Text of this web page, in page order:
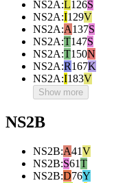
NS2A:L126S
NS2A:I129V
NS2A:A137S
NS2A:T147S
NS2A:T150N
NS2A:R167K
NS2A:I183V
Show more
NS2B
NS2B:A41V
NS2B:S61T
NS2B:D76Y